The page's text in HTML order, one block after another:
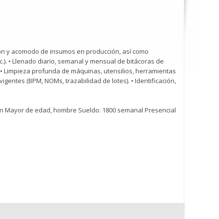
y acomodo de insumos en producción, así como
• Llenado diario, semanal y mensual de bitácoras de
Limpieza profunda de máquinas, utensilios, herramientas
(BPM, NOMs, trazabilidad de lotes). • Identificación,
de edad, hombre Sueldo: 1800 semanal Presencial